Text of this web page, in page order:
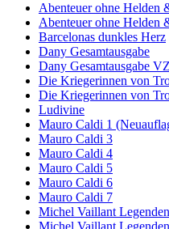
Abenteuer ohne Helden
Abenteuer ohne Helden
Barcelonas dunkles Herz
Dany Gesamtausgabe
Dany Gesamtausgabe
Die Kriegerinnen von
Die Kriegerinnen von
Ludivine
Mauro Caldi 1
Mauro Caldi 3
Mauro Caldi 4
Mauro Caldi 5
Mauro Caldi 6
Mauro Caldi 7
Michel Vaillant
Michel Vaillant